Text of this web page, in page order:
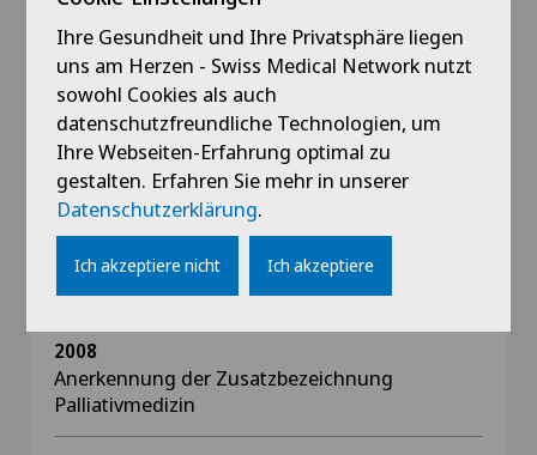
1998 - 1999
Assistenzarzt, Medizinische Kliniken Köln, D
Ausbildung
2009
Anerkennung als Prüfarzt für klinische Studien
2008
Anerkennung der Zusatzbezeichnung
Palliativmedizin
Ihre Gesundheit und Ihre Privatsphäre liegen
uns am Herzen - Swiss Medical Network nutzt
sowohl Cookies als auch
datenschutzfreundliche Technologien, um
Ihre Webseiten-Erfahrung optimal zu
gestalten. Erfahren Sie mehr in unserer
Datenschutzerklärung.
Ich akzeptiere nicht Ich akzeptiere